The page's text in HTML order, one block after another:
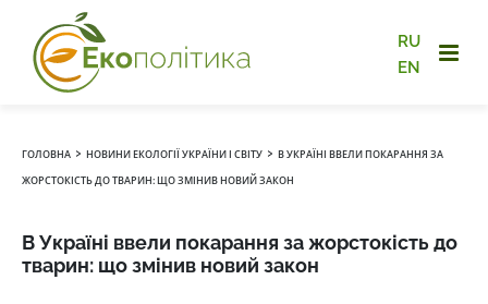
RU
EN
ГОЛОВНА › НОВИНИ ЕКОЛОГІЇ УКРАЇНИ І СВІТУ › В УКРАЇНІ ВВЕЛИ ПОКАРАННЯ ЗА
ЖОРСТОКІСТЬ ДО ТВАРИН: ЩО ЗМІНИВ НОВИЙ ЗАКОН
В Україні ввели покарання за жорстокість до
тварин: що змінив новий закон